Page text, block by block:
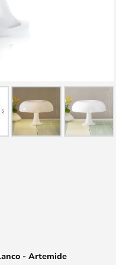
- Artemide